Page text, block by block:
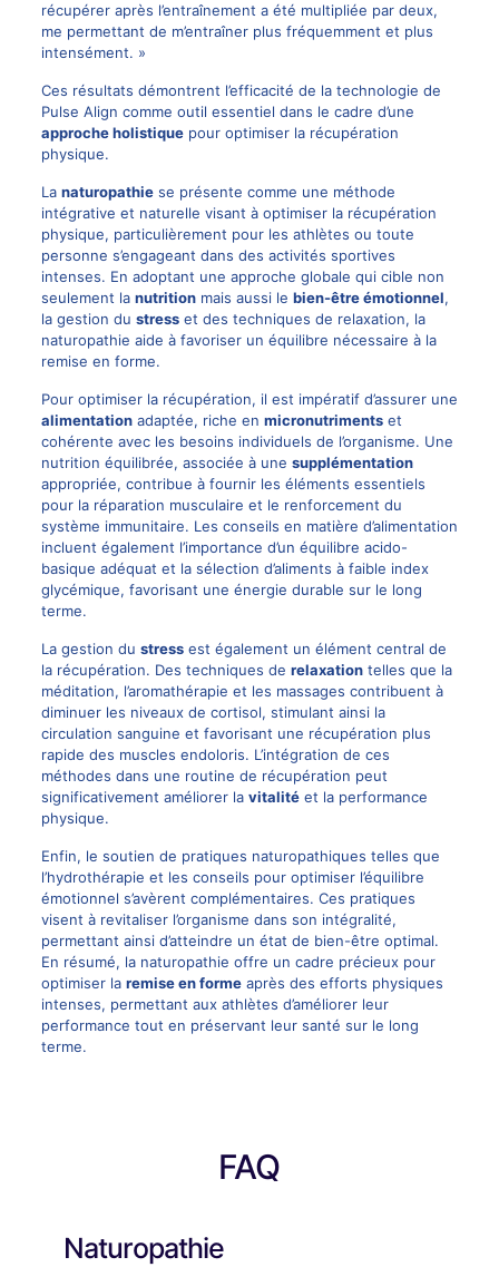
récupérer après l’entraînement a été multipliée par deux,
me permettant de m’entraîner plus fréquemment et plus
intensément. »
Ces résultats démontrent l’efficacité de la technologie de
Pulse Align comme outil essentiel dans le cadre d’une
approche holistiquepour optimiser la récupération
physique.
La naturopathiese présente comme une méthode
intégrative et naturelle visant à optimiser la récupération
physique, particulièrement pour les athlètes ou toute
personne s’engageant dans des activités sportives
intenses. En adoptant une approche globale qui cible non
seulement la nutritionmais aussi le bien-être émotionnel,
la gestion du stresset des techniques de relaxation, la
naturopathie aide à favoriser un équilibre nécessaire à la
remise en forme.
Pour optimiser la récupération, il est impératif d’assurer une
alimentationadaptée, riche en micronutrimentset
cohérente avec les besoins individuels de l’organisme. Une
nutrition équilibrée, associée à une supplémentation
appropriée, contribue à fournir les éléments essentiels
pour la réparation musculaire et le renforcement du
système immunitaire. Les conseils en matière d’alimentation
incluent également l’importance d’un équilibre acido-
basique adéquat et la sélection d’aliments à faible index
glycémique, favorisant une énergie durable sur le long
terme.
La gestion du stressest également un élément central de
la récupération. Des techniques de relaxationtelles que la
méditation, l’aromathérapie et les massages contribuent à
diminuer les niveaux de cortisol, stimulant ainsi la
circulation sanguine et favorisant une récupération plus
rapide des muscles endoloris. L’intégration de ces
méthodes dans une routine de récupération peut
significativement améliorer la vitalitéet la performance
physique.
Enfin, le soutien de pratiques naturopathiques telles que
l’hydrothérapie et les conseils pour optimiser l’équilibre
émotionnel s’avèrent complémentaires. Ces pratiques
visent à revitaliser l’organisme dans son intégralité,
permettant ainsi d’atteindre un état de bien-être optimal.
En résumé, la naturopathie offre un cadre précieux pour
optimiser la remise en formeaprès des efforts physiques
intenses, permettant aux athlètes d’améliorer leur
performance tout en préservant leur santé sur le long
terme.
FAQ
Naturopathie